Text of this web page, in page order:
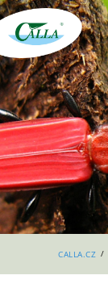
CALLA.CZ /